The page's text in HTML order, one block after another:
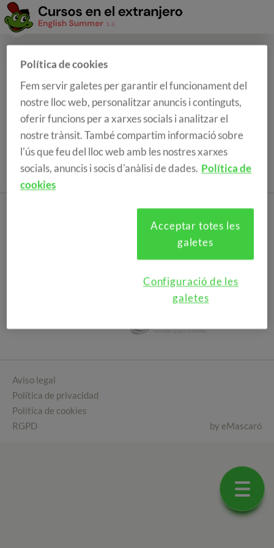
Formulari de reserva
Aviso legal
Política de privacidad
Política de cookies
RGPD
by eMascaró
Política de cookies
Fem servir galetes per garantir el funcionament del
nostre lloc web, personalitzar anuncis i continguts,
oferir funcions per a xarxes socials i analitzar el
nostre trànsit. També compartim informació sobre
l'ús que feu del lloc web amb les nostres xarxes
socials, anuncis i socis d'anàlisi de dades. Política de
cookies
Acceptar totes les
galetes
Configuració de les
galetes